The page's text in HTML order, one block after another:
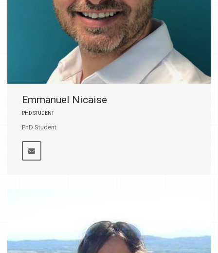
Emmanuel Nicaise
PHD STUDENT
PhD Student